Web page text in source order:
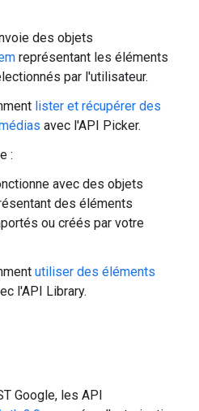
des objets
représentant les éléments
par l'utilisateur.
lister et récupérer des
avec l'API Picker.
:
avec des objets
des éléments
ou créés par votre
utiliser des éléments
l'API Library.
Google, les API